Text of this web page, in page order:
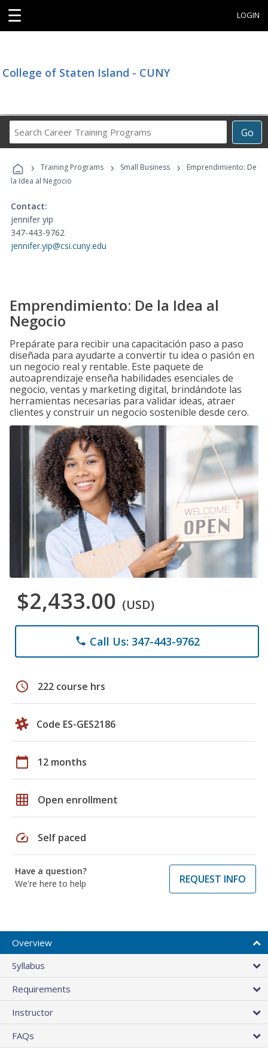
☰ LOGIN
College of Staten Island - CUNY
Go
Career
Programs
› Training Programs › Small Business ›
Emprendimiento: De
la Idea al Negocio
Contact:
jennifer yip
347-443-9762
jennifer.yip@csi.cuny.edu
Emprendimiento: De la Idea al
Negocio
Prepárate para recibir una capacitación paso a paso
diseñada para ayudarte a convertir tu idea o pasión en
un negocio real y rentable. Este paquete de
autoaprendizaje enseña habilidades esenciales de
negocio, ventas y marketing digital, brindándote las
herramientas necesarias para validar ideas, atraer
clientes y construir un negocio sostenible desde cero.
$2,433.00 (USD)
phone Call Us: 347-443-9762
schedule 222 course hrs
Code ES-GES2186
calendar_today 12 months
grid_on Open enrollment
speed Self paced
Have a question?
We're here to help
REQUEST INFO
Overview
Syllabus
Requirements
Instructor
FAQs